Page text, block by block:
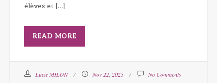
élèves et […]
READ MORE
Lucie MILON Nov 22, 2025 No Comments